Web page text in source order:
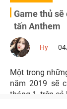
Game thủ
tấn Anthem
Hy
Một trong
năm 2019 sẽ
tháng 1, trên cả